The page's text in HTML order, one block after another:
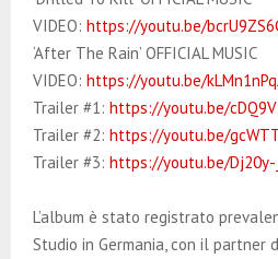
VIDEO: https://youtu.be/
‘After The Rain’ OFFICIAL MUSIC
VIDEO: https://youtu.be/
Trailer #1: https://youtu.be/
Trailer #2: https://youtu.be/
Trailer #3: https://youtu.be/Dj20y-
L’album è stato registrato
Studio in Germania, con il partner